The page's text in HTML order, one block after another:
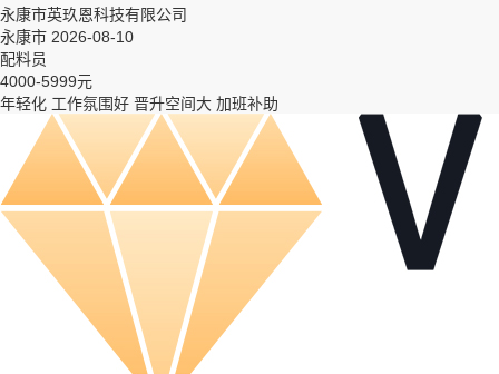
永康市英玖恩科技有限公司
永康市 2026-08-10
配料员
4000-5999元
年轻化 工作氛围好 晋升空间大 加班补助